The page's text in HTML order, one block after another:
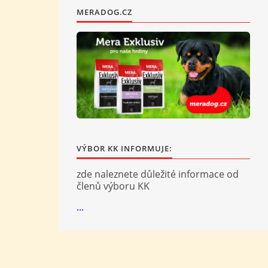
MERADOG.CZ
VÝBOR KK INFORMUJE:
zde naleznete důležité informace od
členů výboru KK
...